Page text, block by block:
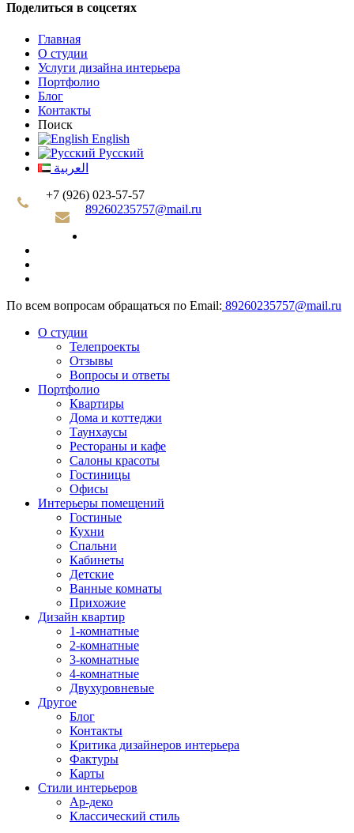
Поделиться в соцсетях
Главная
О студии
Услуги дизайна интерьера
Портфолио
Блог
Контакты
Поиск
English
Русский
العربية
+7 (926) 023-57-57
89260235757@mail.ru
По всем вопросам обращаться по Email: 89260235757@mail.ru
О студии
Телепроекты
Отзывы
Вопросы и ответы
Портфолио
Квартиры
Дома и коттеджи
Таунхаусы
Рестораны и кафе
Салоны красоты
Гостиницы
Офисы
Интерьеры помещений
Гостиные
Кухни
Спальни
Кабинеты
Детские
Ванные комнаты
Прихожие
Дизайн квартир
1-комнатные
2-комнатные
3-комнатные
4-комнатные
Двухуровневые
Другое
Блог
Контакты
Критика дизайнеров интерьера
Фактуры
Карты
Стили интерьеров
Ар-деко
Классический стиль